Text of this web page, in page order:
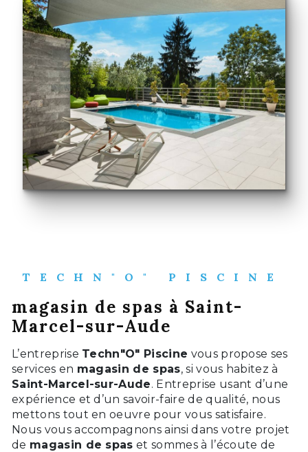
TECHN"O" PISCINE
magasin de spas à Saint-
Marcel-sur-Aude
L’entreprise Techn"O" Piscine vous propose ses
services en magasin de spas, si vous habitez à
Saint-Marcel-sur-Aude. Entreprise usant d’une
expérience et d’un savoir-faire de qualité, nous
mettons tout en oeuvre pour vous satisfaire.
Nous vous accompagnons ainsi dans votre projet
de magasin de spas et sommes à l’écoute de